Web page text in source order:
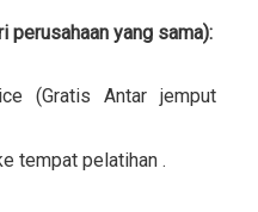
perusahaan yang sama):
(Gratis Antar jemput
tempat pelatihan .